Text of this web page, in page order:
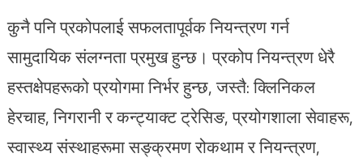
कुनै पनि प्रकोपलाई सफलतापूर्वक नियन्त्रण गर्न
सामुदायिक संलग्नता प्रमुख हुन्छ। प्रकोप नियन्त्रण धेरै
हस्तक्षेपहरूको प्रयोगमा निर्भर हुन्छ, जस्तै: क्लिनिकल
हेरचाह, निगरानी र कन्ट्याक्ट ट्रेसिङ, प्रयोगशाला सेवाहरू,
स्वास्थ्य संस्थाहरूमा सङ्क्रमण रोकथाम र नियन्त्रण,